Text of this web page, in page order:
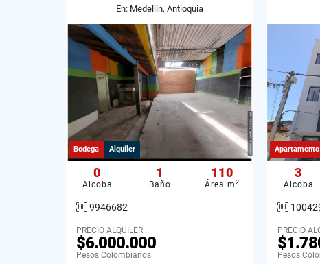
En: Medellín, Antioquia
Bodega Alquiler
0
Alcoba
1
Baño
110
Área m 2
9946682
PRECIO ALQUILER
$6.000.000
Pesos Colombianos
Apartamento
3
Alcoba
PRECIO
Pesos